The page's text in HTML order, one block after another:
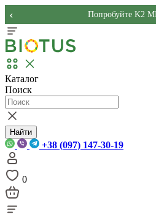
Попробуйте K2
‹
Каталог
Поиск
Найти
+38 (097) 147-30-19
0